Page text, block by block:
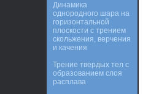
Динамика
однородного шара на
горизонтальной
плоскости с трением
скольжения, верчения
и качения
Трение твердых тел с
образованием слоя
расплава